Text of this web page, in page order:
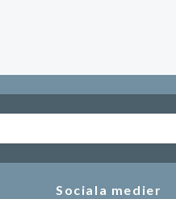
Sociala medier